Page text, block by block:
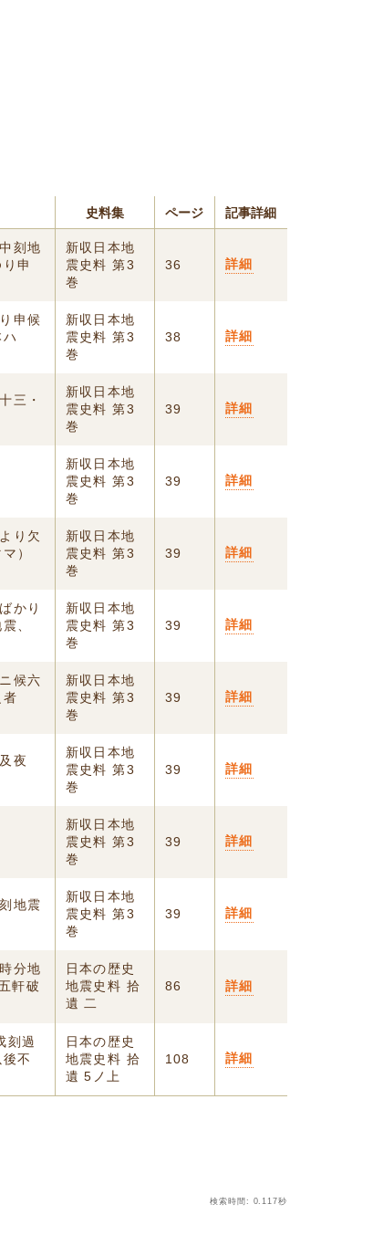
史料集 ページ 記事詳細
刻地
申
新収日本地
震史料 第3
巻
36 詳細
申候
新収日本地
震史料 第3
巻
38 詳細
三・
新収日本地
震史料 第3
巻
39 詳細
新収日本地
震史料 第3
巻
39 詳細
り欠
）
新収日本地
震史料 第3
巻
39 詳細
かり
、
新収日本地
震史料 第3
巻
39 詳細
候六
新収日本地
震史料 第3
巻
39 詳細
及夜
新収日本地
震史料 第3
巻
39 詳細
新収日本地
震史料 第3
巻
39 詳細
地震
新収日本地
震史料 第3
巻
39 詳細
分地
軒破
日本の歴史
地震史料 拾
遺 二
86 詳細
刻過
不
日本の歴史
地震史料 拾
遺 5ノ上
108 詳細
検索時間: 0.117秒